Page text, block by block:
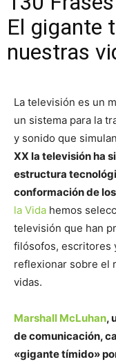
El gigante
nuestras
La televisión es un
un sistema para la
y sonido que
XX la televisión ha
estructura
conformación de
la Vida hemos
televisión que han
filósofos, escritores
reflexionar sobre el
vidas.
Marshall McLuhan,
de comunicación,
«gigante tímido»